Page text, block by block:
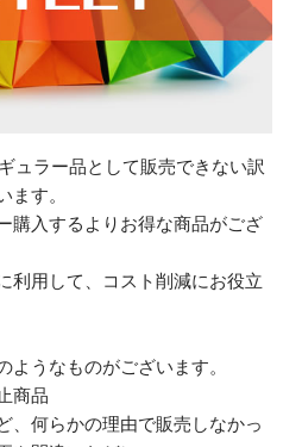
ュラー品として販売できない訳
す。
購入するよりお得な商品がござ
利用して、コスト削減にお役立
うなものがございます。
商品
、何らかの理由で販売しなかっ